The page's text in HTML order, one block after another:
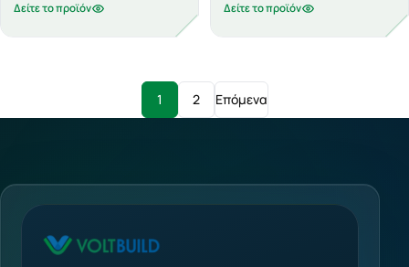
Δείτε το προϊόν Δείτε το προϊόν
1 2 Επόμενα